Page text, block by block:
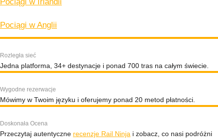
Pociągi w Anglii
Rozległa sieć
Jedna platforma, 34+ destynacje i ponad 700 tras na całym świecie.
Wygodne rezerwacje
Mówimy w Twoim języku i oferujemy ponad 20 metod płatności.
Doskonała Ocena
Przeczytaj autentyczne recenzje Rail Ninja i zobacz, co nasi podróżni